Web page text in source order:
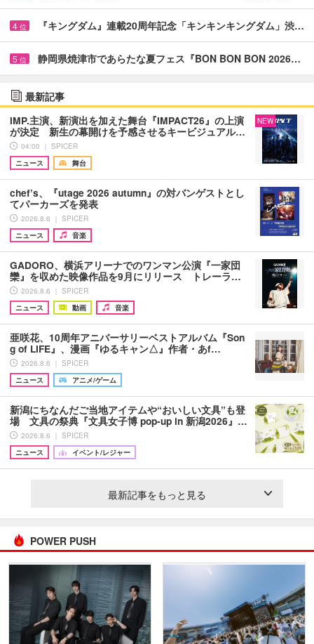
4 位 『キングダム』連載20周年記念「キンキンキングダム」渋…
5 位 静岡県焼津市であらたな夏フェス『BON BON BON 2026…
最新記事
IMP.主演、新演出を加えた舞台『IMPACT26』の上演
が決定 新生の幕開けを予感させるキービジュアル…
04:00 ｜ SPICER
ニュース
舞台
NEW
chef’s、『utage 2026 autumn』の対バンゲストとし
てパーカーズを発表
2026.8.6 ｜ SPICER
ニュース
音楽
GADORO、横浜アリーナでのワンマン公演『一家団
欒』を収めた映像作品を9月にリリース トレーラ…
2026.8.6 ｜ SPICER
ニュース
動画 音楽
亜咲花、10周年アニバーサリーベストアルバム『Son
g of LIFE』、漫画『ゆるキャン△』作者・あf…
2026.8.6 ｜ SPICER
ニュース
アニメ/ゲーム
新潟にちなんだご当地アイテムや“おいしい文具”も登
場 文具の祭典『文具女子博 pop-up in 新潟2026』…
2026.8.6 ｜ SPICER
ニュース
イベント/レジャー
最新記事をもっと見る
POWER PUSH